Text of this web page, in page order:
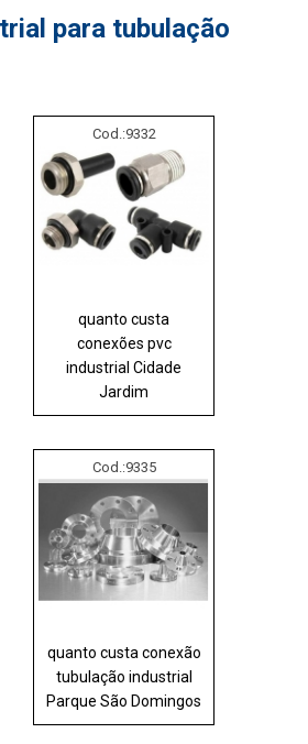
para tubulação
Cod.:9332
quanto custa
conexões pvc
industrial Cidade
Jardim
Cod.:9335
quanto custa conexão
tubulação industrial
Parque São Domingos